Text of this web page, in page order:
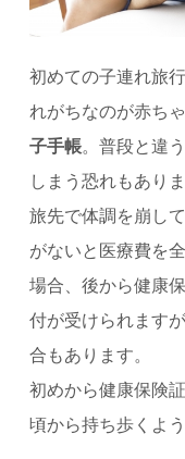
初めての子連れ旅
れがちなのが赤ち
子手帳。普段と違
しまう恐れもありま
旅先で体調を崩し
がないと医療費を
場合、後から健康
付が受けられます
合もあります。
初めから健康保険
頃から持ち歩くよ